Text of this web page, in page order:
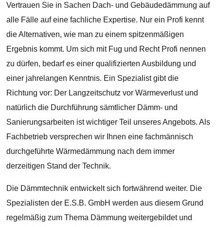
Vertrauen Sie in Sachen Dach- und Gebäudedämmung auf
alle Fälle auf eine fachliche Expertise. Nur ein Profi kennt
die Alternativen, wie man zu einem spitzenmäßigen
Ergebnis kommt. Um sich mit Fug und Recht Profi nennen
zu dürfen, bedarf es einer qualifizierten Ausbildung und
einer jahrelangen Kenntnis. Ein Spezialist gibt die
Richtung vor: Der Langzeitschutz vor Wärmeverlust und
natürlich die Durchführung sämtlicher Dämm- und
Sanierungsarbeiten ist wichtiger Teil unseres Angebots. Als
Fachbetrieb versprechen wir Ihnen eine fachmännisch
durchgeführte Wärmedämmung nach dem immer
derzeitigen Stand der Technik.
Die Dämmtechnik entwickelt sich fortwährend weiter. Die
Spezialisten der E.S.B. GmbH werden aus diesem Grund
regelmäßig zum Thema Dämmung weitergebildet und